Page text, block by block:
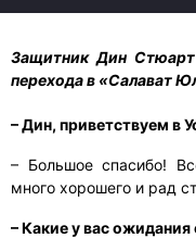
Защитник Дин
перехода в «Салават
– Дин, приветствуем в
– Большое спасибо!
много хорошего и рад
– Какие у вас ожидания